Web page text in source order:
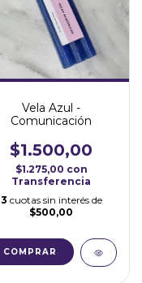
Vela Azul -
Comunicación
$1.500,00
$1.275,00 con
Transferencia
3 cuotas sin interés de
$500,00
COMPRAR